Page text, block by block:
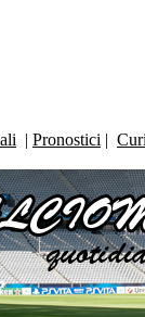
| Pronostici |